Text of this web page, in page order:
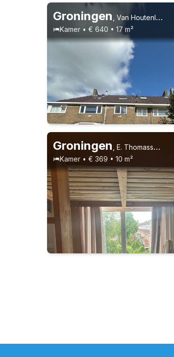
Groningen, Van Houtenlaan 4, Helpman
Kamer • € 640 • 17 m²
Vast contract
Groningen E. Thomassen à Thuessinklaan
Kamer • € 369 • 10 m²